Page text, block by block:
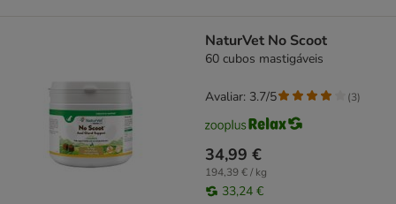
NaturVet No Scoot
60 cubos mastigáveis
34,99 €
194,39 € / kg
33,24 €
Avaliar: 3.7/5 (3)